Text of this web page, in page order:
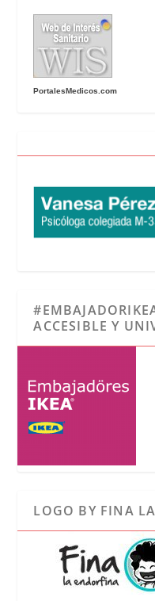
PortalesMedicos.com
ACCESIBLE Y
LOGO BY FINA